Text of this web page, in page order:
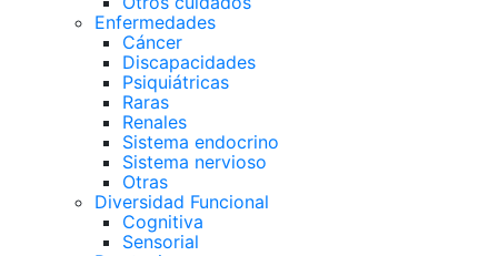
Enfermedades
Cáncer
Discapacidades
Psiquiátricas
Raras
Renales
Sistema endocrino
Sistema nervioso
Otras
Diversidad Funcional
Cognitiva
Sensorial